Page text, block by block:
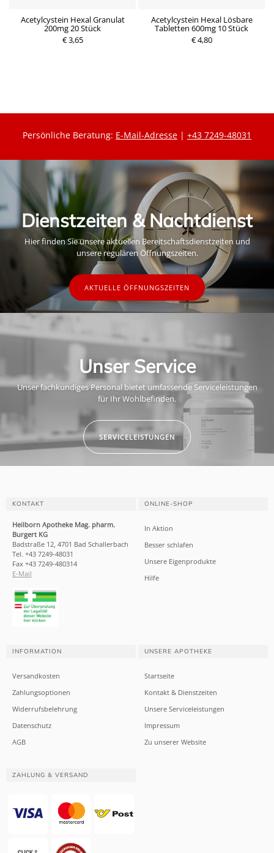
Acetylcystein Hexal Granulat
200mg 20 Stück
€ 3,65
Acetylcystein Hexal Lösbare
Tabletten 600mg 10 Stück
€ 4,80
P
P
Persönliche Beratung: E-Mail-Adresse | +43 7249-48031
Dienstzeiten & Nachtdienst
Hier finden Sie unsere aktuellen Bereitschaftsdienstzeiten und
unsere regulären Öffnungszeiten.
AKTUELLE ÖFFNUNGSZEITEN
Unser Service
Unser fachkundiges Personal bietet umfassende Serviceleistungen
für Ihr Wohlbefinden.
SERVICELEISTUNGEN
KONTAKT
Heilborn Apotheke Mag. pharm.
Burgert KG
Badstraße 12, 4701 Bad Schallerbach
Tel. +43 7249-48031
Fax +43 7249-480314
E-Mail
ONLINE-SHOP
In Aktion
Besser schlafen
Unsere Eigenprodukte
Hilfe
INFORMATION
Versandkosten
Zahlungsoptionen
Widerrufsbelehrung
Datenschutz
AGB
UNSERE APOTHEKE
Startseite
Kontakt & Dienstzeiten
Unsere Serviceleistungen
Impressum
Zu unserer Website
ZAHLUNG & VERSAND